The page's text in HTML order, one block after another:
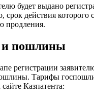
будет выдано
срок действия которого
продления.
пошлины
регистрации
Тарифы
Казпатента: